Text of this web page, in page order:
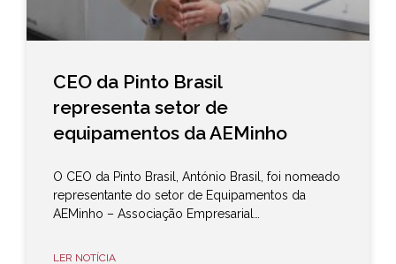
CEO da Pinto Brasil
representa setor de
equipamentos da AEMinho
O CEO da Pinto Brasil, António Brasil, foi nomeado
representante do setor de Equipamentos da
AEMinho – Associação Empresarial…
LER NOTÍCIA